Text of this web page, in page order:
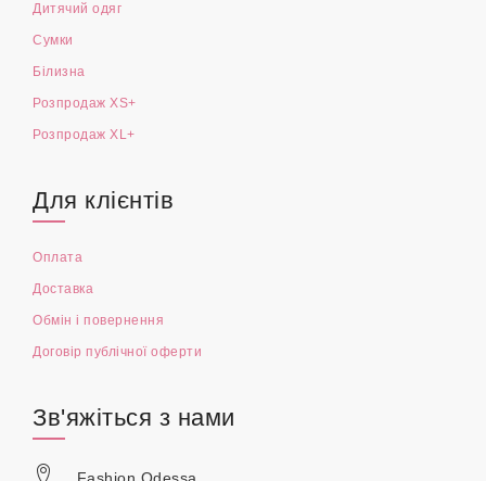
Дитячий одяг
Сумки
Білизна
Розпродаж XS+
Розпродаж XL+
Для клієнтів
Оплата
Доставка
Обмін і повернення
Договір публічної оферти
Зв'яжіться з нами